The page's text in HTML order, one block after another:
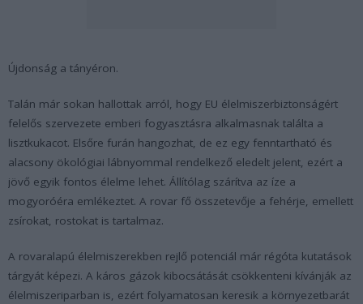
Újdonság a tányéron.
Talán már sokan hallottak arról, hogy EU élelmiszerbiztonságért
felelős szervezete emberi fogyasztásra alkalmasnak találta a
lisztkukacot. Elsőre furán hangozhat, de ez egy fenntartható és
alacsony ökológiai lábnyommal rendelkező eledelt jelent, ezért a
jövő egyik fontos élelme lehet. Állítólag szárítva az íze a
mogyoróéra emlékeztet. A rovar fő összetevője a fehérje, emellett
zsírokat, rostokat is tartalmaz.
A rovaralapú élelmiszerekben rejlő potenciál már régóta kutatások
tárgyát képezi. A káros gázok kibocsátását csökkenteni kívánják az
élelmiszeriparban is, ezért folyamatosan keresik a környezetbarát